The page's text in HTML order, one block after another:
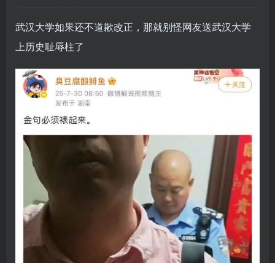
武汉大学如果还不道歉改正，那就别怪网友送武汉大学
上历史耻辱柱了